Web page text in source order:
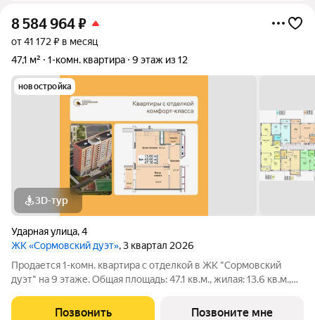
8 584 964₽
от 41 172 ₽ в месяц
47,1 м²
1-комн. квартира 9 этаж из 12
новостройка
3D-тур
Ударная улица,4
ЖК «Сормовский дуэт», 3 квартал 2026
Продается 1-комн. квартира с отделкой в ЖК "Сормовский
дуэт" на 9 этаже. Общая площадь: 47.1 кв.м., жилая: 13.6 кв.м.,
выходят на одну сторону. В квартире один балкон, один
Позвонить Позвоните мне